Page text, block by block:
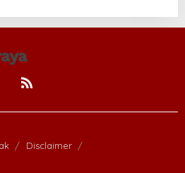
Disclaimer